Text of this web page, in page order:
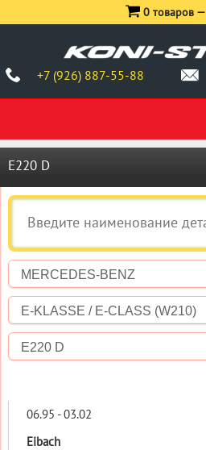
+7 (926) 887-55-88
0 товаров —
E220 D
MERCEDES-BENZ
E-KLASSE / E-CLASS (W210)
E220 D
06.95 - 03.02
Eibach